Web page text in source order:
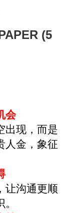
(5
会
出现，而是
人金，象征
让沟通更顺